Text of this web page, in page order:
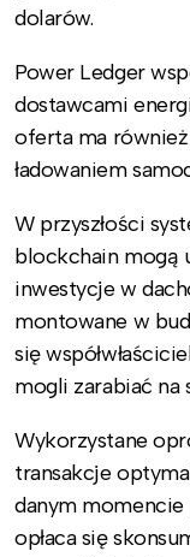
dolarów.
Power Ledger
dostawcami
oferta ma
ładowaniem
W przyszłości
blockchain mogą
inwestycje w
montowane w
się
mogli zarabiać na
Wykorzystane
transakcje
danym
opłaca się